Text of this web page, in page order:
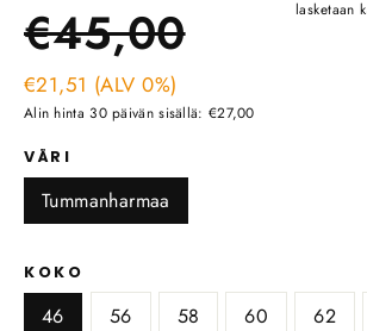
hinta
€45,00
lasketaan
€21,51 (ALV 0%)
Alin hinta 30 päivän sisällä: €27,00
VÄRI
Tummanharmaa
KOKO
46 56 58 60 62